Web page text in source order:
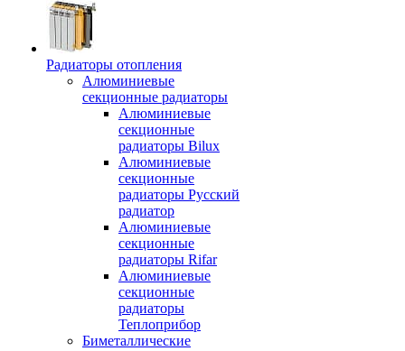
Радиаторы отопления
Алюминиевые
секционные радиаторы
Алюминиевые
секционные
радиаторы Bilux
Алюминиевые
секционные
радиаторы Русский
радиатор
Алюминиевые
секционные
радиаторы Rifar
Алюминиевые
секционные
радиаторы
Теплоприбор
Биметаллические